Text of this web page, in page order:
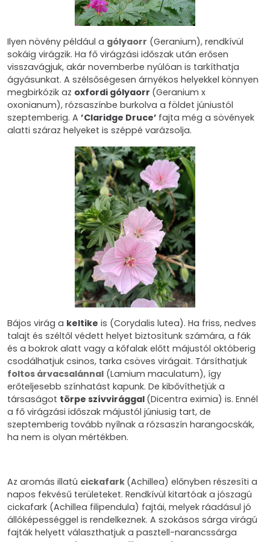
Ilyen növény például a gólyaorr (Geranium), rendkívül
sokáig virágzik. Ha fő virágzási időszak után erősen
visszavágjuk, akár novemberbe nyúlóan is tarkíthatja
ágyásunkat. A szélsőségesen árnyékos helyekkel könnyen
megbirkózik az oxfordi gólyaorr (Geranium x
oxonianum), rózsaszínbe burkolva a földet júniustól
szeptemberig. A ’Claridge Druce’ fajta még a sövények
alatti száraz helyeket is széppé varázsolja.
Bájos virág a keltike is (Corydalis lutea). Ha friss, nedves
talajt és széltől védett helyet biztosítunk számára, a fák
és a bokrok alatt vagy a kőfalak előtt májustól októberig
csodálhatjuk csinos, tarka csöves virágait. Társíthatjuk
foltos árvacsalánnal (Lamium maculatum), így
erőteljesebb színhatást kapunk. De kibővíthetjük a
társaságot törpe szívvirággal (Dicentra eximia) is. Ennél
a fő virágzási időszak májustól júniusig tart, de
szeptemberig tovább nyílnak a rózsaszín harangocskák,
ha nem is olyan mértékben.
Az aromás illatú cickafark (Achillea) előnyben részesíti a
napos fekvésű területeket. Rendkívül kitartóak a jószagú
cickafark (Achillea filipendula) fajtái, melyek ráadásul jó
állóképességgel is rendelkeznek. A szokásos sárga virágú
fajták helyett választhatjuk a pasztell-narancssárga